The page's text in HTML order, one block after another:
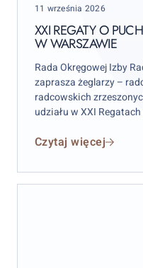
Dziekana
Rady
OIRP
Warszawie
Posted
11 września 2026
XXI REGATY O
W WARSZAWIE
Rada Okręgowej Izby
zaprasza żeglarzy –
radcowskich
udziału w XXI
września 2026 r.
Czytaj więcej